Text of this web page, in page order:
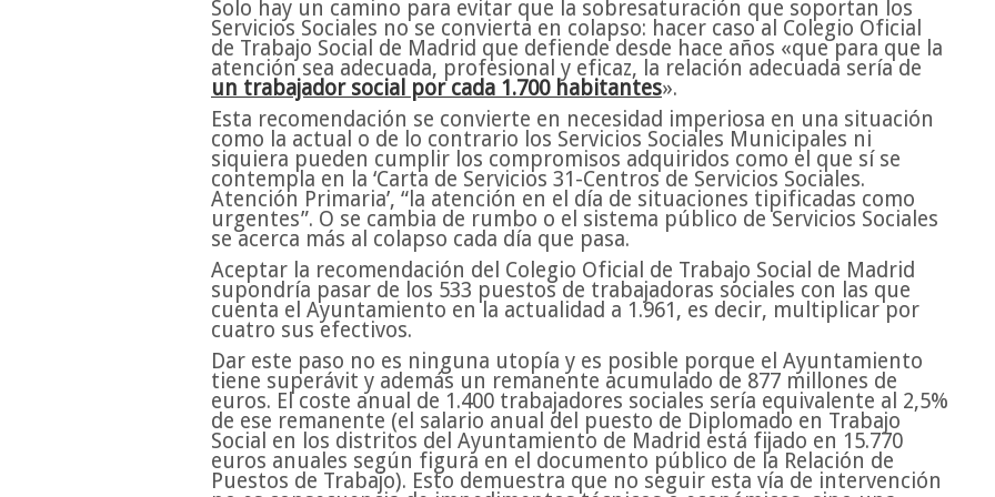
Solo hay un camino para evitar que la sobresaturación que soportan los
Servicios Sociales no se convierta en colapso: hacer caso al Colegio Oficial
de Trabajo Social de Madrid que defiende desde hace años «que para que la
atención sea adecuada, profesional y eficaz, la relación adecuada sería de
un trabajador social por cada 1.700 habitantes».
Esta recomendación se convierte en necesidad imperiosa en una situación
como la actual o de lo contrario los Servicios Sociales Municipales ni
siquiera pueden cumplir los compromisos adquiridos como el que sí se
contempla en la ‘Carta de Servicios 31-Centros de Servicios Sociales.
Atención Primaria’, “la atención en el día de situaciones tipificadas como
urgentes”. O se cambia de rumbo o el sistema público de Servicios Sociales
se acerca más al colapso cada día que pasa.
Aceptar la recomendación del Colegio Oficial de Trabajo Social de Madrid
supondría pasar de los 533 puestos de trabajadoras sociales con las que
cuenta el Ayuntamiento en la actualidad a 1.961, es decir, multiplicar por
cuatro sus efectivos.
Dar este paso no es ninguna utopía y es posible porque el Ayuntamiento
tiene superávit y además un remanente acumulado de 877 millones de
euros. El coste anual de 1.400 trabajadores sociales sería equivalente al 2,5%
de ese remanente (el salario anual del puesto de Diplomado en Trabajo
Social en los distritos del Ayuntamiento de Madrid está fijado en 15.770
euros anuales según figura en el documento público de la Relación de
Puestos de Trabajo). Esto demuestra que no seguir esta vía de intervención